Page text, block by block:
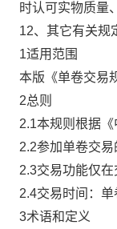
时认可实物质量
12、其它有关规
1适用范围
本版《单卷交易
2总则
2.1本规则根据《
2.2参加单卷交
2.3交易功能仅
2.4交易时间：
3术语和定义